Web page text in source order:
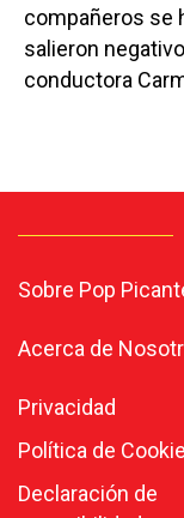
compañeros se
salieron
conductora
Sobre Pop
Acerca de
Privacidad
Política de
Declaración de